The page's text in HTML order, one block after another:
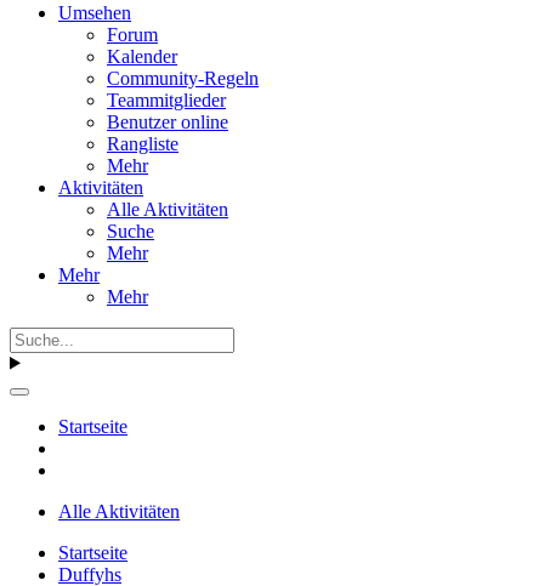
Umsehen
Forum
Kalender
Community-Regeln
Teammitglieder
Benutzer online
Rangliste
Mehr
Aktivitäten
Alle Aktivitäten
Suche
Mehr
Mehr
Mehr
Startseite
Alle Aktivitäten
Startseite
Duffyhs